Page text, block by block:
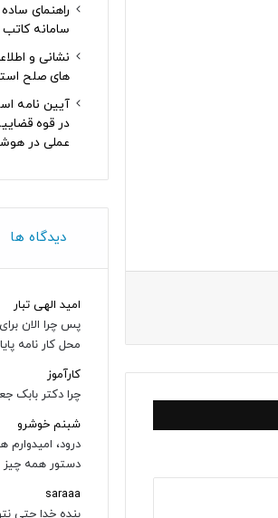
راهنمای
سامانه
نشانی و
های صلح
آیین نامه
در قوه
عملی در
دیدگاه ها
امید الهی تبار
پس چرا الان
محل کار نامه
کارآموز
چرا دکتر بابک
شبنم خوشرو
درود،
دستور همه چیز
saraaa
بنده خدا حتی